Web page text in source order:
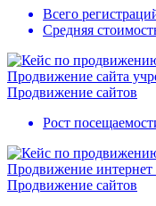
Всего
Средняя
Продвижение сайта
Продвижение сайтов
Рост
Продвижение интернет
Продвижение сайтов